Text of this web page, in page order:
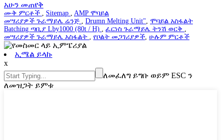
አሁን መጠየቅ
ሙቅ ምርቶች , Sitemap , AMP ሞባይል
መሣሪያዎች ጉራማይሌ ሬንጅ , Drumn Melting Unit", ሞባይል አስፋልት
Batching ጣቢያ Lby1000 (80t / H) , ፈርነስ ጉራማይሌ ትንሽ ወርቅ ,
መሣሪያዎች ጉራማይሌ አስፋልት , የቦልት መጋገሪያዎች, ሁሉም ምርቶች
ኢሜል ይላኩ
x
ለመፈለግ ይግቡ ወይም ESC ን
ለመዝጋት ይምቱ